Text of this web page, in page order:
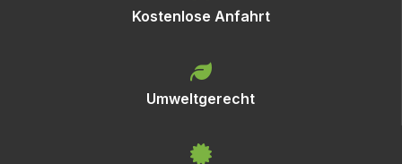
Kostenlose Anfahrt
Umweltgerecht